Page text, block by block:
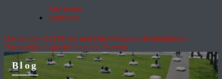
Abo testen
Anmelden
Die aktuelle ZEITHitze und DürreMigrationRenteInitiative
"Deutschland spricht"Aktuelle Themen
Blog